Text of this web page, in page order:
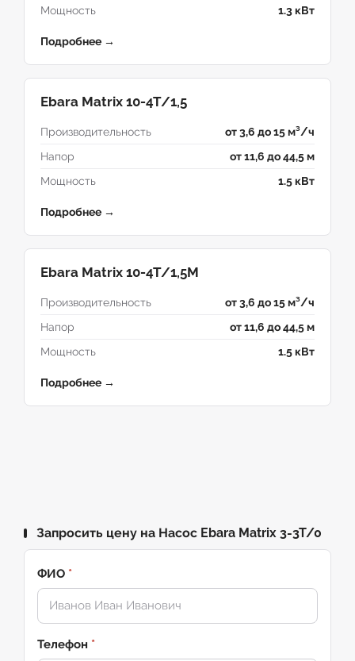
Мощность 1.3 кВт
Подробнее →
Ebara Matrix 10-4T/1,5
Производительность
от 3,6 до 15 м³/ч
Напор
от 11,6 до 44,5 м
Мощность
1.5 кВт
Подробнее →
Ebara Matrix 10-4T/1,5M
Производительность
от 3,6 до 15 м³/ч
Напор
от 11,6 до 44,5 м
Мощность
1.5 кВт
Подробнее →
Запросить цену на Насос Ebara Matrix 3-3T/0
ФИО *
Телефон *